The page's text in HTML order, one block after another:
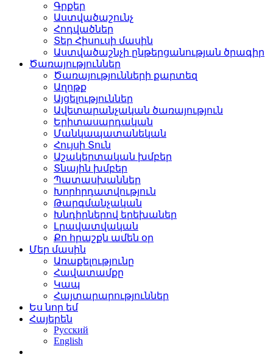
Գրքեր
Աստվածաշունչ
Հոդվածներ
Տեր Հիսուսի մասին
Աստվածաշնչի ընթերցանության ծրագիր
Ծառայություններ
Ծառայությունների քարտեզ
Աղոթք
Այցելություններ
Ավետարանչական ծառայություն
Երիտասարդական
Մանկապատանեկան
Հույսի Տուն
Աշակերտական խմբեր
Տնային խմբեր
Պատասխաններ
Խորհրդատվություն
Թարգմանչական
Խնդիրներով երեխաներ
Լրավատվական
Քո հրաշքն ամեն օր
Մեր մասին
Առաքելությունը
Հավատամքը
Կապ
Հայտարարություններ
Ես նոր եմ
Հայերեն
Русский
English